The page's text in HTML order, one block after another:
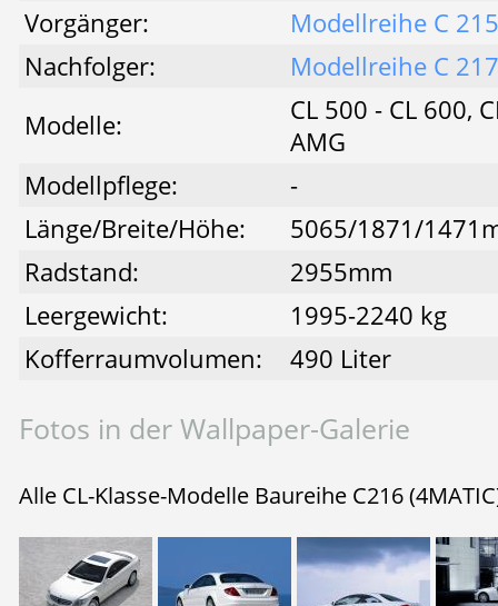
Vorgänger:
Modellreihe C 215
Nachfolger:
Modellreihe C 217
Modelle:
CL 500 - CL 600,
AMG
Modellpflege:
-
Länge/Breite/Höhe:
5065/1871/
Radstand:
2955mm
Leergewicht:
1995-2240 kg
Kofferraumvolumen:
490 Liter
Fotos in der Wallpaper-Galerie
Alle CL-Klasse-Modelle Baureihe C216